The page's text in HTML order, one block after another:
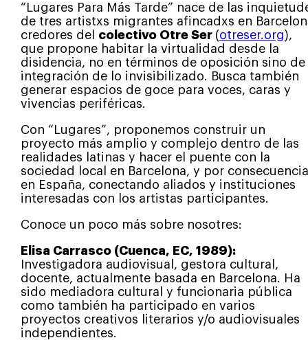
“Lugares Para Más Tarde” nace de las
de tres artistxs migrantes afincadxs en
credores del colectivo Otre Ser (otreser.org),
que propone habitar la virtualidad desde la
disidencia, no en términos de oposición sino de
integración de lo invisibilizado. Busca también
generar espacios de goce para voces, caras y
vivencias periféricas.
Con “Lugares”, proponemos construir un
proyecto más amplio y complejo dentro de las
realidades latinas y hacer el puente con la
sociedad local en Barcelona, y por consecuencia
en España, conectando aliados y instituciones
interesadas con los artistas participantes.
Conoce un poco más sobre nosotres:
Elisa Carrasco (Cuenca, EC, 1989):
Investigadora audiovisual, gestora cultural,
docente, actualmente basada en Barcelona. Ha
sido mediadora cultural y funcionaria pública
como también ha participado en varios
proyectos creativos literarios y/o audiovisuales
independientes.